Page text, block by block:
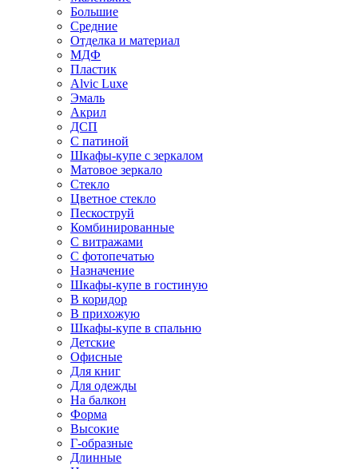
Большие
Средние
Отделка и материал
МДФ
Пластик
Alvic Luxe
Эмаль
Акрил
ДСП
С патиной
Шкафы-купе с зеркалом
Матовое зеркало
Стекло
Цветное стекло
Пескоструй
Комбинированные
С витражами
С фотопечатью
Назначение
Шкафы-купе в гостиную
В коридор
В прихожую
Шкафы-купе в спальню
Детские
Офисные
Для книг
Для одежды
На балкон
Форма
Высокие
Г-образные
Длинные